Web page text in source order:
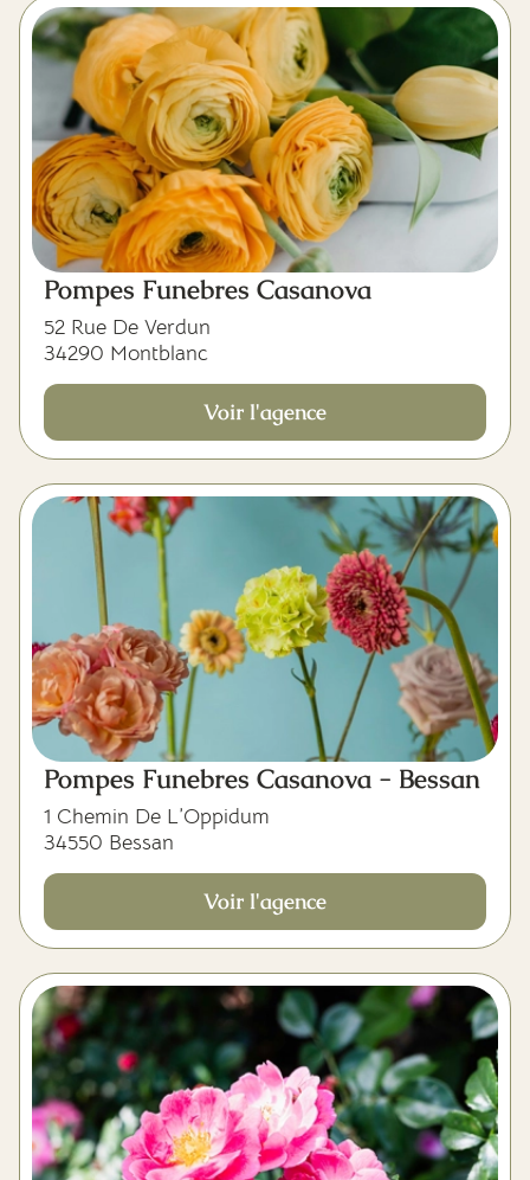
Pompes Funebres Casanova
52 Rue De Verdun
34290 Montblanc
Voir l'agence
Pompes Funebres Casanova - Bessan
1 Chemin De L’Oppidum
34550 Bessan
Voir l'agence